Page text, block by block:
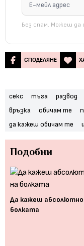
Без спам. Можеш да
СПОДЕЛЯНЕ
секс тъга развод
връзка
обичам те
да кажеш обичам те
Подобни
Да кажеш абсолютно
болката